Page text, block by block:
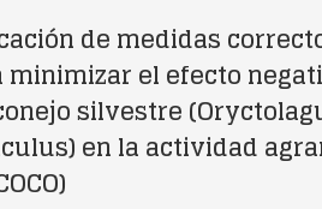
de medidas
minimizar el efecto
silvestre
en la actividad